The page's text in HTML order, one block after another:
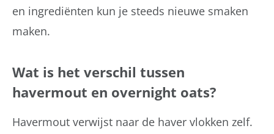
en ingrediënten kun je steeds nieuwe smaken
maken.
Wat is het verschil tussen
havermout en overnight oats?
Havermout verwijst naar de haver vlokken zelf.